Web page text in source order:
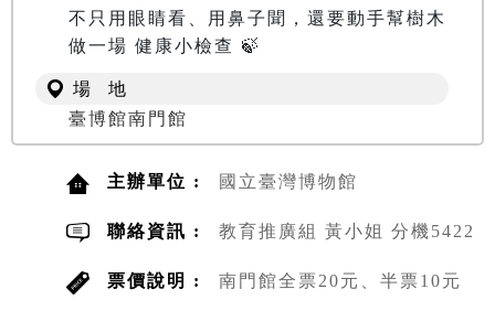
不只用眼睛看、用鼻子聞，還要動手幫樹木
做一場 健康小檢查 🍃
場 地
臺博館南門館
主辦單位 : 國立臺灣博物館
聯絡資訊 : 教育推廣組 黃小姐 分機5422
票價說明 : 南門館全票20元、半票10元